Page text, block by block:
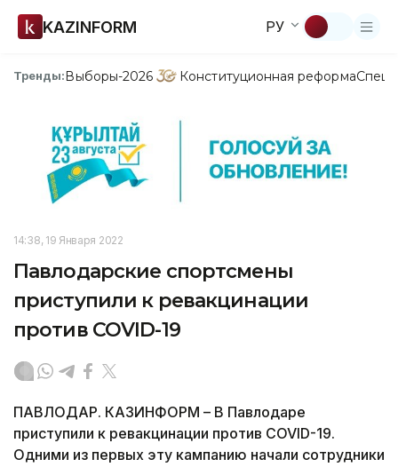
KAZINFORM РУ
Тренды:Выборы-2026 Конституционная реформа
14:38, 19 Января 2022
Павлодарские спортсмены
приступили к ревакцинации
против COVID-19
ПАВЛОДАР. КАЗИНФОРМ – В Павлодаре
приступили к ревакцинации против COVID-19.
Одними из первых эту кампанию начали сотрудники